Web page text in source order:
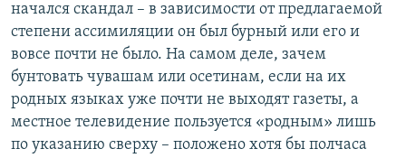
начался скандал – в зависимости от предлагаемой
степени ассимиляции он был бурный или его и
вовсе почти не было. На самом деле, зачем
бунтовать чувашам или осетинам, если на их
родных языках уже почти не выходят газеты, а
местное телевидение пользуется «родным» лишь
по указанию сверху – положено хотя бы полчаса